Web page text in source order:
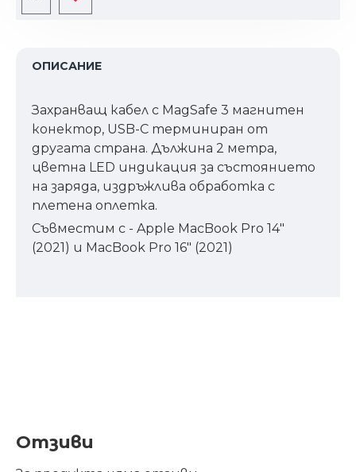
ОПИСАНИЕ
Захранващ кабел с MagSafe 3 магнитен
конектор, USB-C терминиран от
другата страна. Дължина 2 метра,
цветна LED индикация за състоянието
на заряда, издръжлива обработка с
плетена оплетка.
Съвместим с - Apple MacBook Pro 14"
(2021) и MacBook Pro 16" (2021)
Отзиви